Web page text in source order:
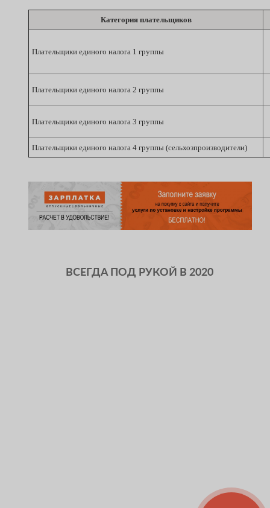
ВСЕГДА ПОД РУКОЙ В 2020
Категория плательщиков
Плательщики единого налога 1 группы
Плательщики единого налога 2 группы
Плательщики единого налога 3 группы
Плательщики единого налога 4 группы (сельхозпроизводители)